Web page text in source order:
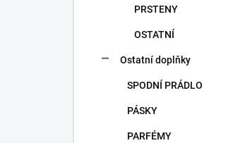
PRSTENY
OSTATNÍ
Ostatní doplňky
SPODNÍ PRÁDLO
PÁSKY
PARFÉMY